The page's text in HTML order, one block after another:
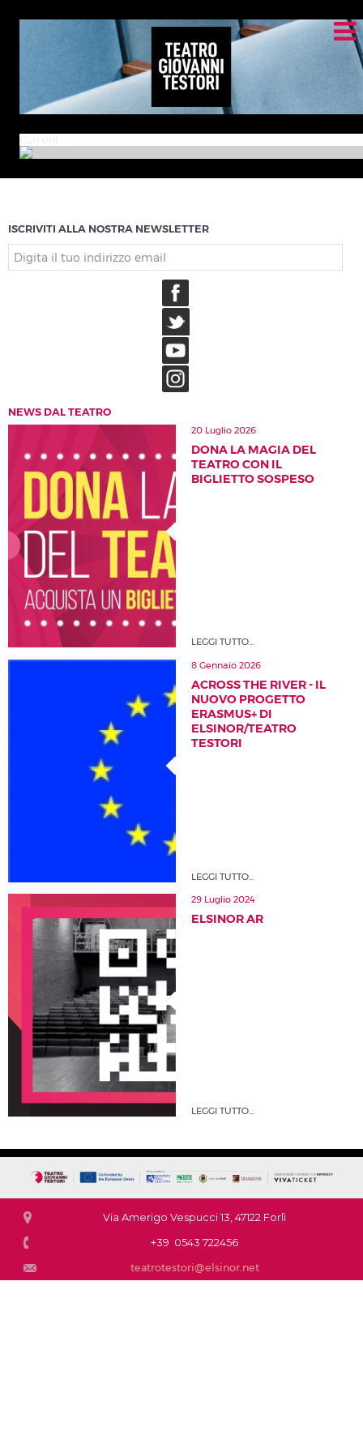
ISCRIVITI ALLA NOSTRA NEWSLETTER
NEWS DAL TEATRO
20 Luglio 2026
DONA LA MAGIA DEL
TEATRO CON IL
BIGLIETTO SOSPESO
LEGGI TUTTO...
8 Gennaio 2026
ACROSS THE RIVER - IL
NUOVO PROGETTO
ERASMUS+ DI
ELSINOR/TEATRO
TESTORI
LEGGI TUTTO...
29 Luglio 2024
ELSINOR AR
LEGGI TUTTO...
Via Amerigo Vespucci 13, 47122 Forlì
+39 0543 722456
teatrotestori@elsinor.net